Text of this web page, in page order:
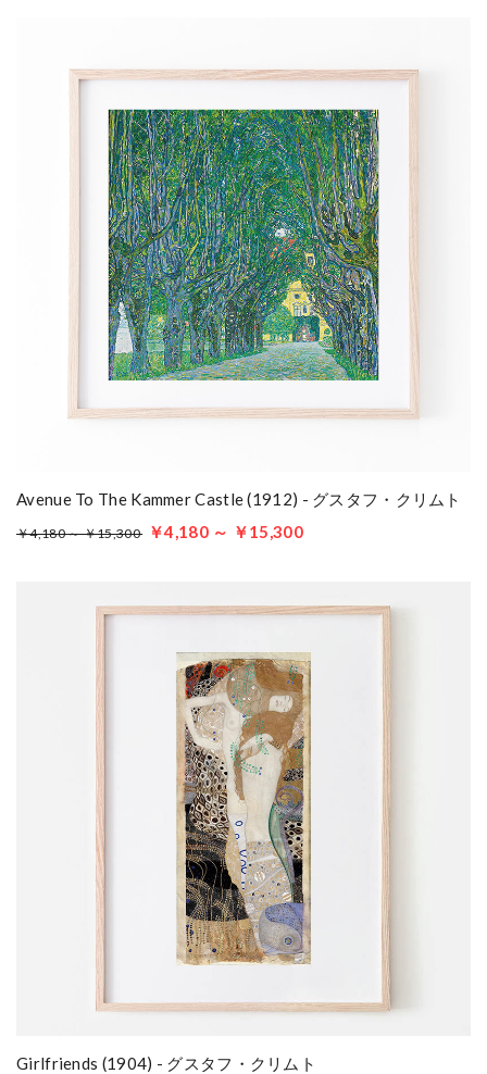
Avenue To The Kammer Castle (1912) - グスタフ・クリムト
￥4,180 ～ ￥15,300 ￥4,180 ～ ￥15,300
Girlfriends (1904) - グスタフ・クリムト